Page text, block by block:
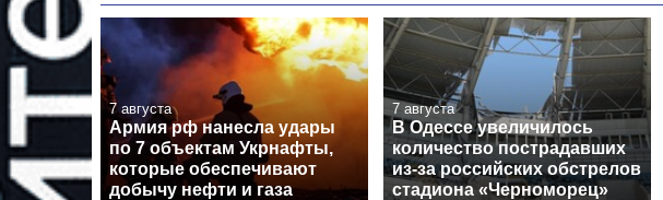
7 августа
Армия рф нанесла удары
по 7 объектам Укрнафты,
которые обеспечивают
добычу нефти и газа
7 августа
В Одессе увеличилось
количество пострадавших
из-за российских обстрелов
стадиона «Черноморец»